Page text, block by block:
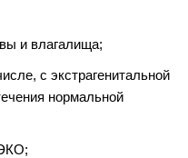
и влагалища;
с экстрагенитальной
нормальной